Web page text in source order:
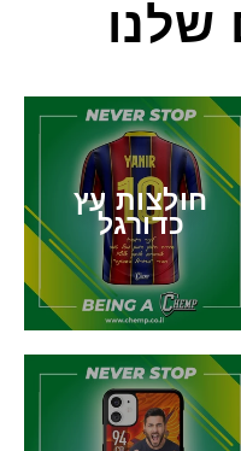
שלנו
חולצות עץ
כדורגל